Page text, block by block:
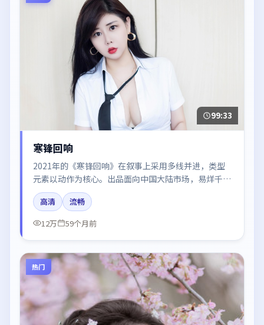
99:33
寒锋回响
2021年的《寒锋回响》在叙事上采用多线并进，类型
元素以动作为核心。出品面向中国大陆市场，易烊千
玺、杨幂、梁朝伟、咏梅所饰角色推动关键反转，结尾
留白引发讨论。
高清
流畅
12万
59个月前
热门